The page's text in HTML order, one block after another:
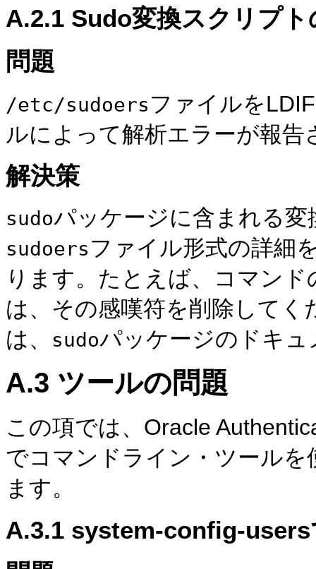
A.2.1 Sudo変換スクリプト
問題
/etc/sudoersファイルを
ルによって解析エラーが報告
解決策
sudoパッケージに含まれる
sudoersファイル形式の詳細
ります。たとえば、コマン
は、その感嘆符を削除して
は、
sudoパッケージのドキ
A.3 ツールの問題
この項では、Oracle
でコマンドライン・ツールを
ます。
A.3.1 system-config-users